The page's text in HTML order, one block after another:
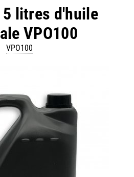
5 litres d'huile
VPO100
VPO100